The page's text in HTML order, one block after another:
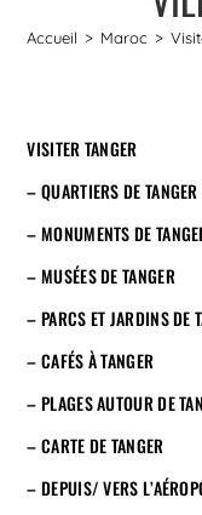
Accueil > Maroc >
VISITER TANGER
– QUARTIERS DE TANGER
– MONUMENTS DE
– MUSÉES DE TANGER
– PARCS ET JARDINS DE
– CAFÉS À TANGER
– PLAGES AUTOUR DE
– CARTE DE TANGER
– DEPUIS/ VERS